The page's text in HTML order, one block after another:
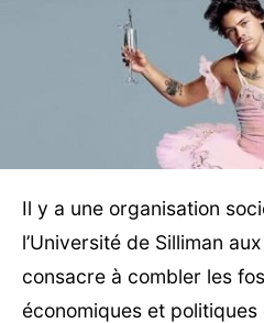
Il y a une organisation
l’Université de Silliman
consacre à combler les
économiques et